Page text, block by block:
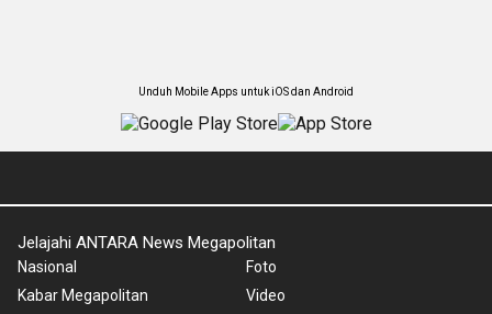
Unduh Mobile Apps untuk iOS dan Android
Jelajahi ANTARA News Megapolitan
Nasional
Kabar Megapolitan
Foto
Video